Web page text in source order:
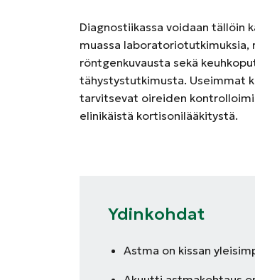
Diagnostiikassa voidaan tällöin
muassa laboratoriotutkimuksia,
röntgenkuvausta sekä
tähystystutkimusta. Useimmat
tarvitsevat oireiden
elinikäistä kortisonilääkitystä.
Ydinkohdat
Astma on kissan